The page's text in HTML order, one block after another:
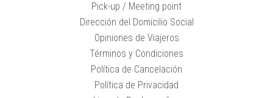
Pick-up / Meeting point
Dirección del Domicilio Social
Opiniones de Viajeros
Términos y Condiciones
Política de Cancelación
Política de Privacidad